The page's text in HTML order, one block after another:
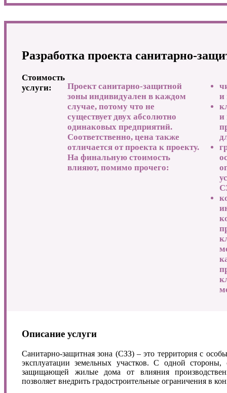
Разработка проекта санитарно-
Стоимость
услуги:
Проект санитарно-защитной
зоны индивидуален в каждом
случае, потому что не
существует двух абсолютно
одинаковых предприятий.
Соответственно, цена также
отличается от проекта к проекту.
На финальную стоимость
влияют, помимо прочего:
и
и
Описание услуги
Санитарно-защитная зона (СЗЗ) – это территория с
эксплуатации земельных участков. С одной стороны,
защищающей жилые дома от влияния
позволяет внедрить градостроительные ограничения в